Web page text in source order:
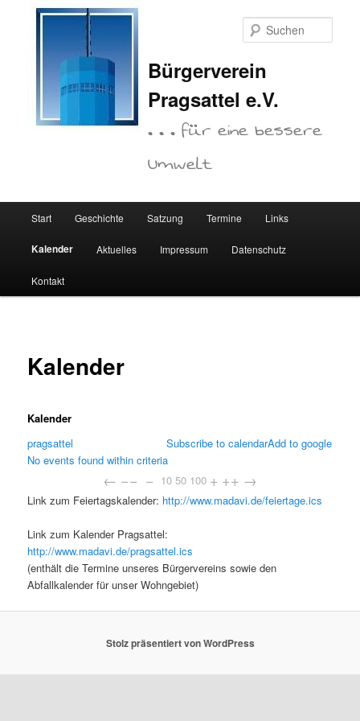
Bürgerverein
Pragsattel e.V.
. . . für eine bessere
Umwelt
Start Geschichte Satzung Termine Links
Kalender Aktuelles Impressum Datenschutz
Kontakt
Kalender
Kalender
pragsattel
Add to google
Subscribe to calendar
No events found within criteria
← −− − 10 50 100 + ++ →
Link zum Feiertagskalender: http://www.madavi.de/feiertage.ics
Link zum Kalender Pragsattel:
http://www.madavi.de/pragsattel.ics
(enthält die Termine unseres Bürgervereins sowie den
Abfallkalender für unser Wohngebiet)
Stolz präsentiert von WordPress